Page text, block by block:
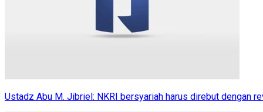
Ustadz Abu M. Jibriel: NKRI bersyariah harus direbut dengan